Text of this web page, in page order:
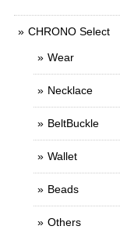
CHRONO Select
Wear
Necklace
BeltBuckle
Wallet
Beads
Others